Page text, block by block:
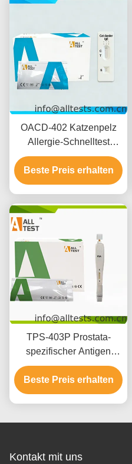
OACD-402 Katzenpelz
Allergie-Schnelltest
Vollblut / Serum / Plasma
Beste Preis erhalten
TPS-403P Prostata-
spezifischer Antigen
PSA-Schnelltest für
professionelle
Verwendung
Beste Preis erhalten
Kontakt mit uns